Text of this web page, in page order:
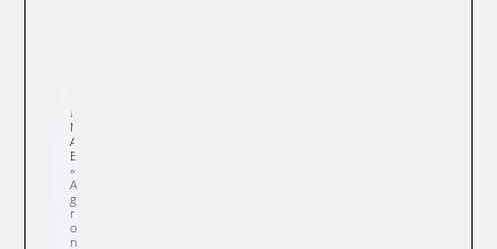
Sobrescribir
enlaces
de
ayuda
a
la
navegación
E
N
A
E
A
g
r
o
n